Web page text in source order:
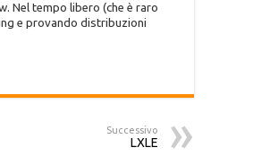
Nel tempo libero (che è raro
e provando distribuzioni
Successivo
LXLE